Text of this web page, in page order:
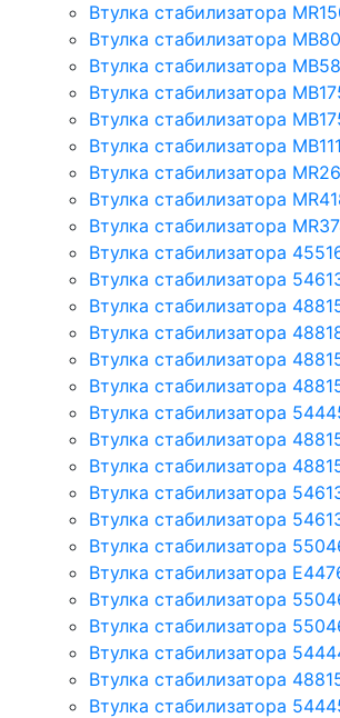
Втулка стабилизатора
Втулка стабилизатора
Втулка стабилизатора
Втулка стабилизатора
Втулка стабилизатора
Втулка стабилизатора
Втулка стабилизатора
Втулка стабилизатора
Втулка стабилизатора
Втулка стабилизатора
Втулка стабилизатора
Втулка стабилизатора
Втулка стабилизатора
Втулка стабилизатора
Втулка стабилизатора
Втулка стабилизатора
Втулка стабилизатора
Втулка стабилизатора
Втулка стабилизатора
Втулка стабилизатора
Втулка стабилизатора
Втулка стабилизатора
Втулка стабилизатора
Втулка стабилизатора
Втулка стабилизатора
Втулка стабилизатора
Втулка стабилизатора